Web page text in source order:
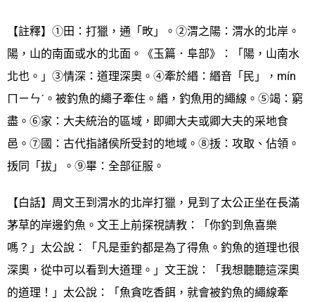
【註釋】①田：打獵，通「畋」。②渭之陽：渭水的北岸。
陽，山的南面或水的北面。《玉篇．阜部》：「陽，山南水
北也。」③情深：道理深奧。④牽於緡：緡音「民」，mín
ㄇㄧㄣˊ。被釣魚的繩子牽住。緡，釣魚用的繩線。⑤竭：窮
盡。⑥家：大夫統治的區域，即卿大夫或卿大夫的采地食
邑。⑦國：古代指諸侯所受封的地域。⑧㧞：攻取、佔領。
㧞同「拔」。⑨畢：全部征服。
【白話】周文王到渭水的北岸打獵，見到了太公正坐在長滿
茅草的岸邊釣魚。文王上前探視請教：「你釣到魚喜樂
嗎？」太公說：「凡是垂釣都是為了得魚。釣魚的道理也很
深奧，從中可以看到大道理。」文王說：「我想聽聽這深奧
的道理！」太公說：「魚貪吃香餌，就會被釣魚的繩線牽